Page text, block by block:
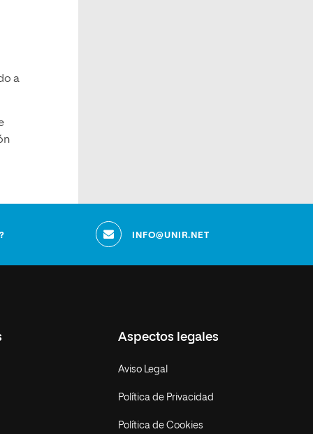
a
INFO@UNIR.NET
Aspectos legales
Aviso Legal
Política de Privacidad
Política de Cookies